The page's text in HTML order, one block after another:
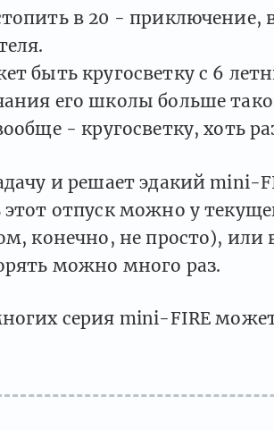
в 20 - приключение,
быть кругосветку с 6
его школы больше
- кругосветку, хоть
и решает эдакий mini-
этот отпуск можно у
конечно, не просто),
можно много раз.
серия mini-FIRE